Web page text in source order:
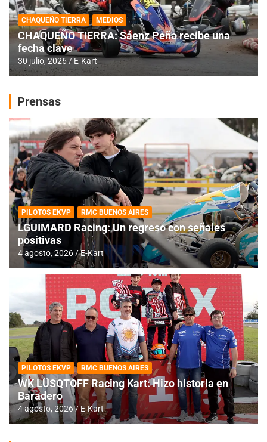
CHAQUEÑO TIERRA MEDIOS
CHAQUEÑO TIERRA: Sáenz Peña recibe una
fecha clave
30 julio, 2026 E-Kart
Prensas
PILOTOS EKVP RMC BUENOS AIRES
LGUIMARD Racing: Un regreso con señales
positivas
4 agosto, 2026 E-Kart
PILOTOS EKVP RMC BUENOS AIRES
WK LÜSQTOFF Racing Kart: Hizo historia en
Baradero
4 agosto, 2026 E-Kart